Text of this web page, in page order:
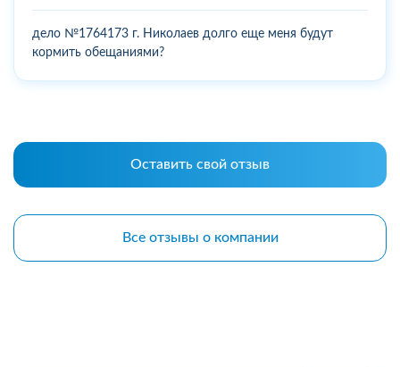
дело №1764173 г. Николаев долго еще меня будут
кормить обещаниями?
Оставить свой отзыв
Все отзывы о компании